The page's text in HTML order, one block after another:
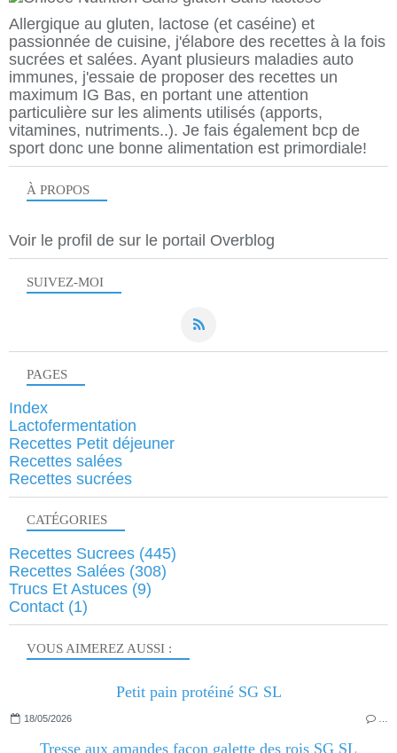
SUIVEZ-MOI
Allergique au gluten, lactose (et caséine) et
passionnée de cuisine, j'élabore des recettes à la fois
sucrées et salées. Ayant plusieurs maladies auto
immunes, j'essaie de proposer des recettes un
maximum IG Bas, en portant une attention
particulière sur les aliments utilisés (apports,
vitamines, nutriments..). Je fais également bcp de
sport donc une bonne alimentation est primordiale!
À PROPOS
Voir le profil de sur le portail Overblog
VOUS AIMEREZ AUSSI :
Petit pain protéiné SG SL
18/05/2026
Tresse aux amandes façon galette des rois SG SL
PAGES
Index
Lactofermentation
Recettes Petit déjeuner
Recettes salées
Recettes sucrées
CATÉGORIES
Recettes Sucrees (445)
Recettes Salées (308)
Trucs Et Astuces (9)
Contact (1)